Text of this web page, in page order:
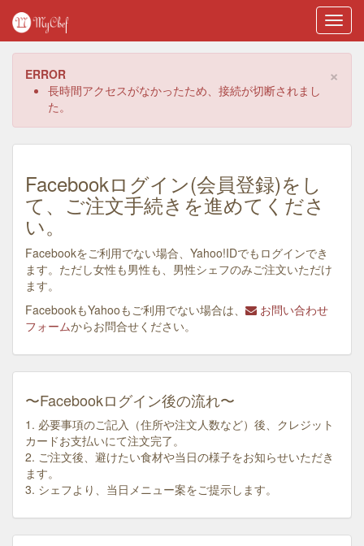
×
ERROR
長時間アクセスがなかったため、接続が切断されまし
た。
Facebookログイン(会員登録)をし
て、ご注文手続きを進めてくださ
い。
Facebookをご利用でない場合、Yahoo!IDでもログインでき
ます。ただし女性も男性も、男性シェフのみご注文いただけ
ます。
FacebookもYahooもご利用でない場合は、
お問い合わせ
フォームからお問合せください。
〜Facebookログイン後の流れ〜
1. 必要事項のご記入（住所や注文人数など）後、クレジット
カードお支払いにて注文完了。
2. ご注文後、避けたい食材や当日の様子をお知らせいただき
ます。
3. シェフより、当日メニュー案をご提示します。